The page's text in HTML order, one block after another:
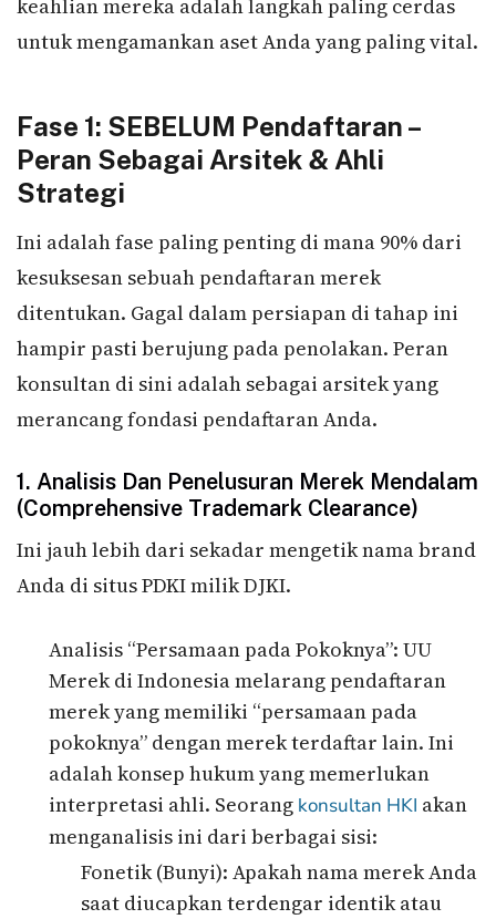
keahlian mereka adalah langkah paling cerdas
untuk mengamankan aset Anda yang paling vital.
Fase 1: SEBELUM Pendaftaran –
Peran Sebagai Arsitek & Ahli
Strategi
Ini adalah fase paling penting di mana 90% dari
kesuksesan sebuah pendaftaran merek
ditentukan. Gagal dalam persiapan di tahap ini
hampir pasti berujung pada penolakan. Peran
konsultan di sini adalah sebagai arsitek yang
merancang fondasi pendaftaran Anda.
1. Analisis Dan Penelusuran Merek Mendalam
(Comprehensive Trademark Clearance)
Ini jauh lebih dari sekadar mengetik nama brand
Anda di situs PDKI milik DJKI.
Analisis “Persamaan pada Pokoknya”: UU
Merek di Indonesia melarang pendaftaran
merek yang memiliki “persamaan pada
pokoknya” dengan merek terdaftar lain. Ini
adalah konsep hukum yang memerlukan
interpretasi ahli. Seorang konsultan HKI akan
menganalisis ini dari berbagai sisi:
Fonetik (Bunyi): Apakah nama merek Anda
saat diucapkan terdengar identik atau